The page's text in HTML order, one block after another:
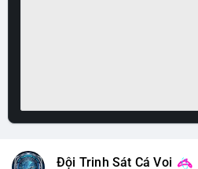
Đội Trinh Sát Cá Voi